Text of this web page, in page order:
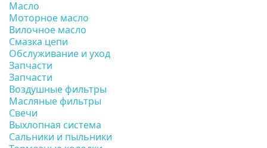
Масло
Моторное масло
Вилочное масло
Смазка цепи
Обслуживание и уход
Запчасти
Запчасти
Воздушные фильтры
Масляные фильтры
Свечи
Выхлопная система
Сальники и пыльники